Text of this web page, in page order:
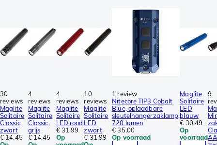
30
reviews
Maglite
Solitaire
Classic,
zwart
€ 14,45
4
reviews
Maglite
Solitaire
Classic,
grijs
€ 14,45
4
reviews
Maglite
Solitaire
LED rood
€ 31,99
Op
10
reviews
Maglite
Solitaire
LED
zwart
€ 31,99
1 review
Nitecore TIP3 Cobalt
Blue, oplaadbare
sleutelhangerzaklamp,
720 lumen
€ 35,00
Op voorraad
Maglite
Solitaire
LED
blauw
€ 30,49
Op
voorraad
9